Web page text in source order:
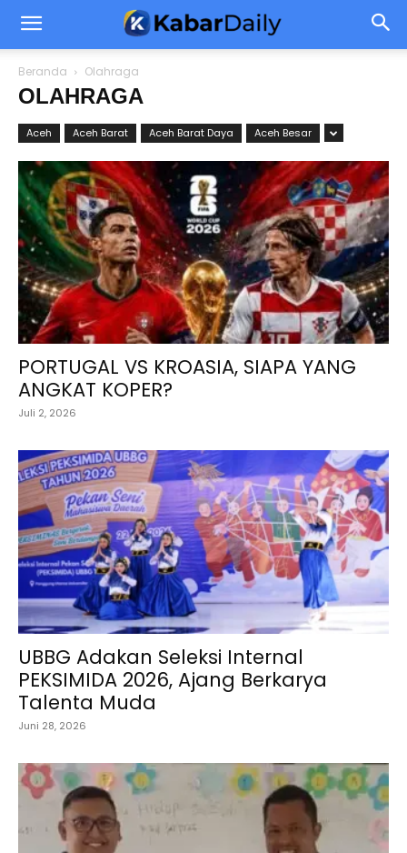
Beranda Olahraga
OLAHRAGA
Aceh Aceh Barat Aceh Barat Daya Aceh Besar
PORTUGAL VS KROASIA, SIAPA YANG
ANGKAT KOPER?
Juli 2, 2026
UBBG Adakan Seleksi Internal
PEKSIMIDA 2026, Ajang Berkarya
Talenta Muda
Juni 28, 2026